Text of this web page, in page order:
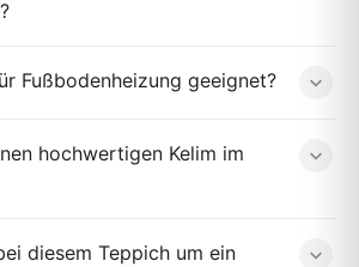
Fußbodenheizung geeignet?
hochwertigen Kelim im
diesem Teppich um ein